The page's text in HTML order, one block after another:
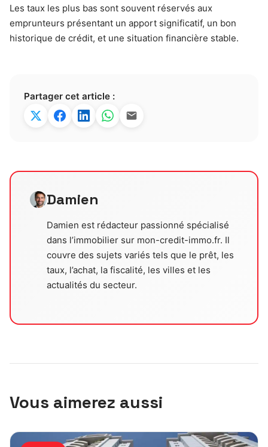
Les taux les plus bas sont souvent réservés aux
emprunteurs présentant un apport significatif, un bon
historique de crédit, et une situation financière stable.
Partager cet article :
Damien
Damien est rédacteur passionné spécialisé
dans l’immobilier sur mon-credit-immo.fr. Il
couvre des sujets variés tels que le prêt, les
taux, l’achat, la fiscalité, les villes et les
actualités du secteur.
Vous aimerez aussi